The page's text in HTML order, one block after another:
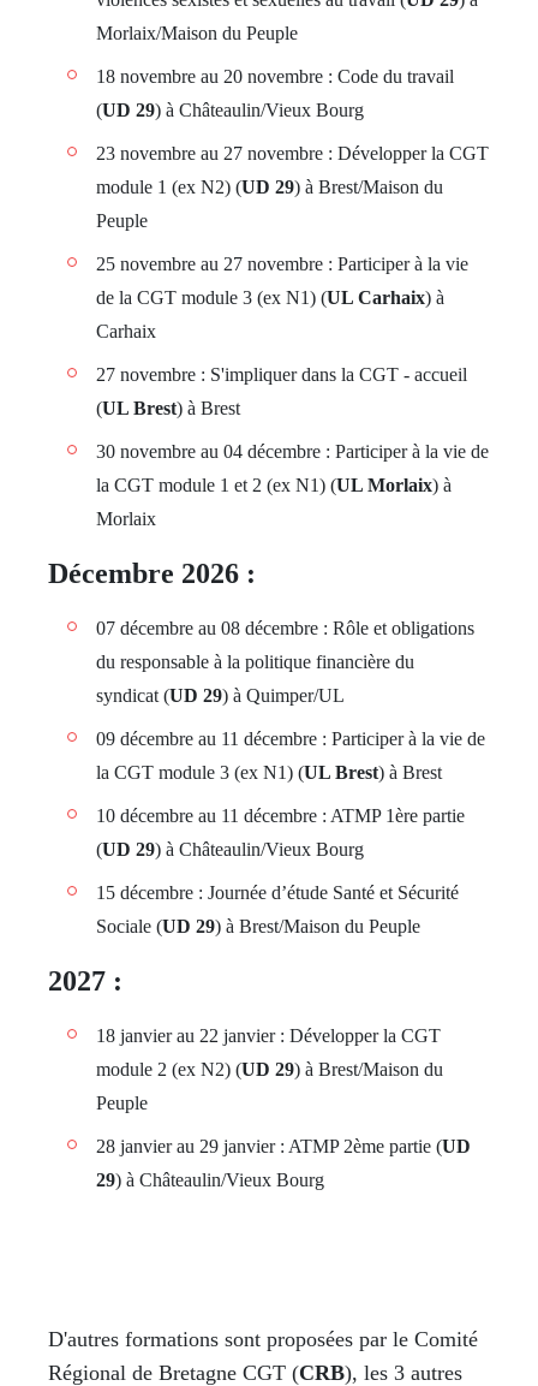
Morlaix/Maison du Peuple
18 novembre au 20 novembre : Code du travail
(UD 29) à Châteaulin/Vieux Bourg
23 novembre au 27 novembre : Développer la CGT
module 1 (ex N2) (UD 29) à Brest/Maison du
Peuple
25 novembre au 27 novembre : Participer à la vie
de la CGT module 3 (ex N1) (UL Carhaix) à
Carhaix
27 novembre : S'impliquer dans la CGT - accueil
(UL Brest) à Brest
30 novembre au 04 décembre : Participer à la vie de
la CGT module 1 et 2 (ex N1) (UL Morlaix) à
Morlaix
Décembre 2026 :
07 décembre au 08 décembre : Rôle et obligations
du responsable à la politique financière du
syndicat (UD 29) à Quimper/UL
09 décembre au 11 décembre : Participer à la vie de
la CGT module 3 (ex N1) (UL Brest) à Brest
10 décembre au 11 décembre : ATMP 1ère partie
(UD 29) à Châteaulin/Vieux Bourg
15 décembre : Journée d’étude Santé et Sécurité
Sociale (UD 29) à Brest/Maison du Peuple
2027 :
18 janvier au 22 janvier : Développer la CGT
module 2 (ex N2) (UD 29) à Brest/Maison du
Peuple
28 janvier au 29 janvier : ATMP 2ème partie (UD
29) à Châteaulin/Vieux Bourg
D'autres formations sont proposées par le Comité
Régional de Bretagne CGT (CRB), les 3 autres